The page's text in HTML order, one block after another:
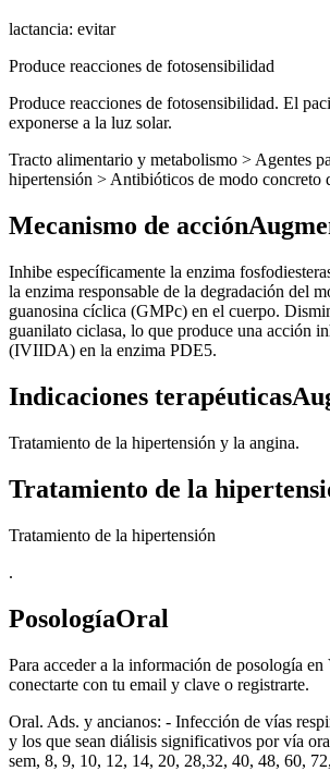
lactancia: evitar
Produce reacciones de fotosensibilidad
Produce reacciones de fotosensibilidad. El
exponerse a la luz solar.
Tracto alimentario y metabolismo > Agentes
hipertensión > Antibióticos de modo concreto
Mecanismo de
Inhibe específicamente la enzima
la enzima responsable de la degradación del
guanosina cíclica (GMPc) en el cuerpo.
guanilato ciclasa, lo que produce una acción
(IVIIDA) en la enzima PDE5.
Indicaciones
Tratamiento de la hipertensión y la angina.
Tratamiento de la
Tratamiento de la hipertensión
.
PosologíaOral
Para acceder a la información de posología en
conectarte con tu email y clave o registrarte.
Oral. Ads. y ancianos: - Infección de vías
y los que sean diálisis significativos por vía
sem, 8, 9, 10, 12, 14, 20, 28,32, 40, 48, 60,